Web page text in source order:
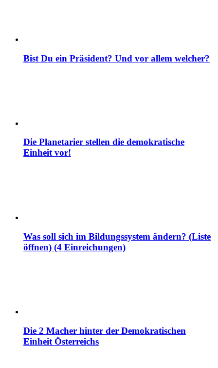
Bist Du ein Präsident? Und vor allem welcher?
Die Planetarier stellen die demokratische
Einheit vor!
Was soll sich im Bildungssystem ändern? (Liste
öffnen) (4 Einreichungen)
Die 2 Macher hinter der Demokratischen
Einheit Österreichs